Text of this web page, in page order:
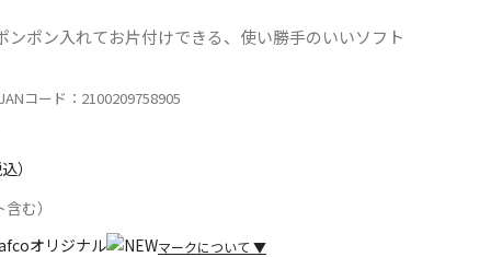
ンポン入れてお片付けできる、使い勝手のいいソフト
コード：2100209758905
）
む）
マークについて ▼